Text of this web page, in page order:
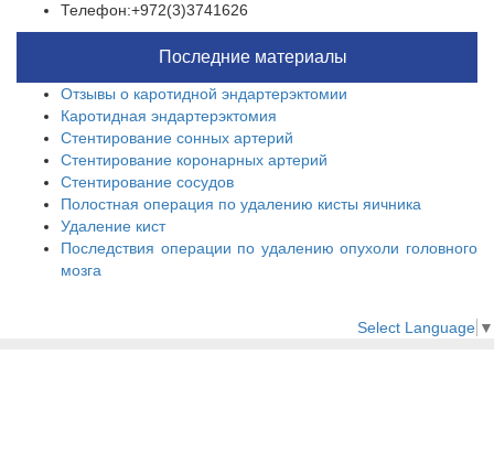
Телефон:+972(3)3741626
Последние материалы
Отзывы о каротидной эндартерэктомии
Каротидная эндартерэктомия
Стентирование сонных артерий
Стентирование коронарных артерий
Стентирование сосудов
Полостная операция по удалению кисты яичника
Удаление кист
Последствия операции по удалению опухоли головного
мозга
Select Language ▼